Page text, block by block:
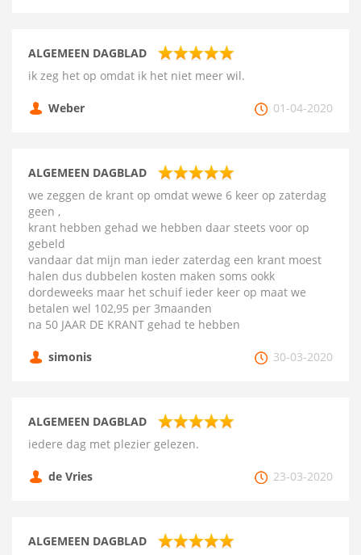
ALGEMEEN DAGBLAD
ik zeg het op omdat ik het niet meer wil.
Weber 01-04-2020
ALGEMEEN DAGBLAD
we zeggen de krant op omdat wewe 6 keer op zaterdag
geen ,
krant hebben gehad we hebben daar steets voor op
gebeld
vandaar dat mijn man ieder zaterdag een krant moest
halen dus dubbelen kosten maken soms ookk
dordeweeks maar het schuif ieder keer op maat we
betalen wel 102,95 per 3maanden
na 50 JAAR DE KRANT gehad te hebben
simonis 30-03-2020
ALGEMEEN DAGBLAD
iedere dag met plezier gelezen.
de Vries 23-03-2020
ALGEMEEN DAGBLAD